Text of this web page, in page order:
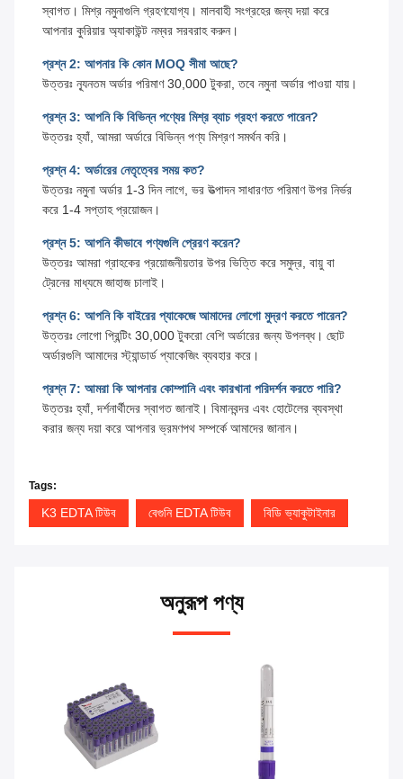
স্বাগত। মিশ্র নমুনাগুলি গ্রহণযোগ্য। মালবাহী সংগ্রহের জন্য দয়া করে
আপনার কুরিয়ার অ্যাকাউন্ট নম্বর সরবরাহ করুন।
প্রশ্ন 2: আপনার কি কোন MOQ সীমা আছে?
উত্তরঃ ন্যূনতম অর্ডার পরিমাণ 30,000 টুকরা, তবে নমুনা অর্ডার পাওয়া যায়।
প্রশ্ন 3: আপনি কি বিভিন্ন পণ্যের মিশ্র ব্যাচ গ্রহণ করতে পারেন?
উত্তরঃ হ্যাঁ, আমরা অর্ডারে বিভিন্ন পণ্য মিশ্রণ সমর্থন করি।
প্রশ্ন 4: অর্ডারের নেতৃত্বের সময় কত?
উত্তরঃ নমুনা অর্ডার 1-3 দিন লাগে, ভর উত্পাদন সাধারণত পরিমাণ উপর নির্ভর
করে 1-4 সপ্তাহ প্রয়োজন।
প্রশ্ন 5: আপনি কীভাবে পণ্যগুলি প্রেরণ করেন?
উত্তরঃ আমরা গ্রাহকের প্রয়োজনীয়তার উপর ভিত্তি করে সমুদ্র, বায়ু বা
ট্রেনের মাধ্যমে জাহাজ চালাই।
প্রশ্ন 6: আপনি কি বাইরের প্যাকেজে আমাদের লোগো মুদ্রণ করতে পারেন?
উত্তরঃ লোগো প্রিন্টিং 30,000 টুকরো বেশি অর্ডারের জন্য উপলব্ধ। ছোট
অর্ডারগুলি আমাদের স্ট্যান্ডার্ড প্যাকেজিং ব্যবহার করে।
প্রশ্ন 7: আমরা কি আপনার কোম্পানি এবং কারখানা পরিদর্শন করতে পারি?
উত্তরঃ হ্যাঁ, দর্শনার্থীদের স্বাগত জানাই। বিমানবন্দর এবং হোটেলের ব্যবস্থা
করার জন্য দয়া করে আপনার ভ্রমণপথ সম্পর্কে আমাদের জানান।
Tags:
K3 EDTA টিউব বেগুনি EDTA টিউব বিডি ভ্যাকুটাইনার
অনুরূপ পণ্য